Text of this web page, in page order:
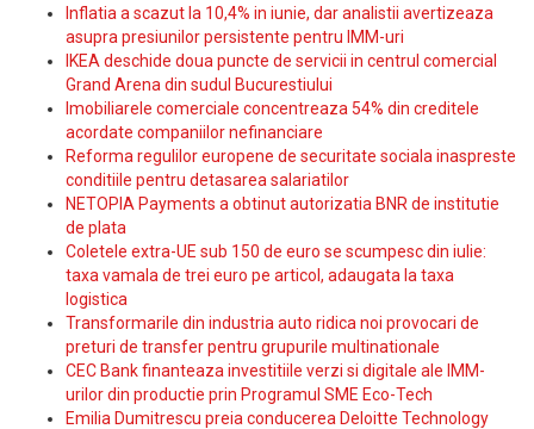
Inflatia a scazut la 10,4% in iunie, dar analistii avertizeaza
asupra presiunilor persistente pentru IMM-uri
IKEA deschide doua puncte de servicii in centrul comercial
Grand Arena din sudul Bucurestiului
Imobiliarele comerciale concentreaza 54% din creditele
acordate companiilor nefinanciare
Reforma regulilor europene de securitate sociala inaspreste
conditiile pentru detasarea salariatilor
NETOPIA Payments a obtinut autorizatia BNR de institutie
de plata
Coletele extra-UE sub 150 de euro se scumpesc din iulie:
taxa vamala de trei euro pe articol, adaugata la taxa
logistica
Transformarile din industria auto ridica noi provocari de
preturi de transfer pentru grupurile multinationale
CEC Bank finanteaza investitiile verzi si digitale ale IMM-
urilor din productie prin Programul SME Eco-Tech
Emilia Dumitrescu preia conducerea Deloitte Technology